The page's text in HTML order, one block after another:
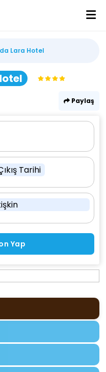
Lara Hotel
Paylaş
Tarihi
Yap